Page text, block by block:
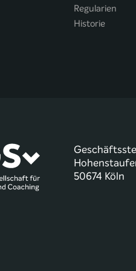
Regularien
Historie
50674 Köln